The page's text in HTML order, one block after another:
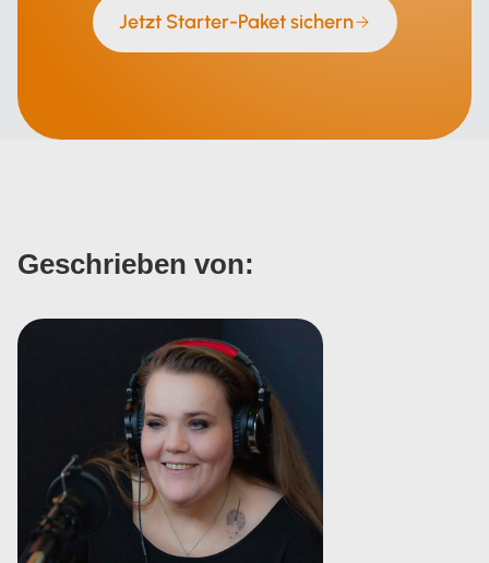
Jetzt Starter-Paket sichern
Geschrieben von: